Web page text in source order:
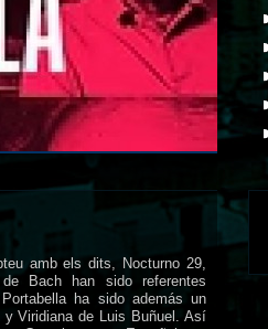
amb els dits, Nocturno 29,
Bach han sido referentes
ha sido además un
Viridiana de Luis Buñuel. Así